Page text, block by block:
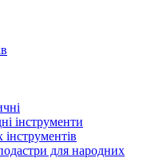
інструменти
для народних